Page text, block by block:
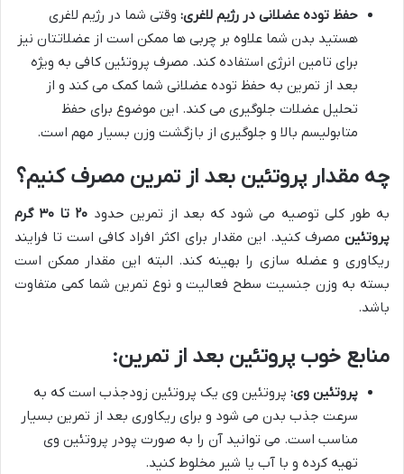
حفظ توده عضلانی در رژیم لاغری: وقتی شما در رژیم لاغری
هستید بدن شما علاوه بر چربی ها ممکن است از عضلاتتان نیز
برای تامین انرژی استفاده کند. مصرف پروتئین کافی به ویژه
بعد از تمرین به حفظ توده عضلانی شما کمک می کند و از
تحلیل عضلات جلوگیری می کند. این موضوع برای حفظ
متابولیسم بالا و جلوگیری از بازگشت وزن بسیار مهم است.
چه مقدار پروتئین بعد از تمرین مصرف کنیم؟
به طور کلی توصیه می شود که بعد از تمرین حدود ۲۰ تا ۳۰ گرم
پروتئین مصرف کنید. این مقدار برای اکثر افراد کافی است تا فرایند
ریکاوری و عضله سازی را بهینه کند. البته این مقدار ممکن است
بسته به وزن جنسیت سطح فعالیت و نوع تمرین شما کمی متفاوت
باشد.
منابع خوب پروتئین بعد از تمرین:
پروتئین وی: پروتئین وی یک پروتئین زودجذب است که به
سرعت جذب بدن می شود و برای ریکاوری بعد از تمرین بسیار
مناسب است. می توانید آن را به صورت پودر پروتئین وی
تهیه کرده و با آب یا شیر مخلوط کنید.